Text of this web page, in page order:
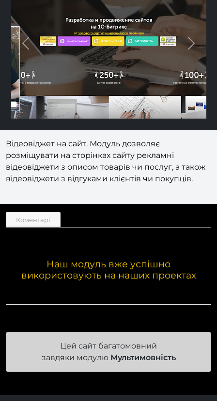
Previous Next
Відеовіджет на сайт. Модуль дозволяє
розміщувати на сторінках сайту рекламні
відеовіджети з описом товарів чи послуг, а також
відеовіджети з відгуками клієнтів чи покупців.
Коментарі
Наш модуль вже успішно
використовують на наших проектах
Цей сайт багатомовний
завдяки модулю Мультимовність